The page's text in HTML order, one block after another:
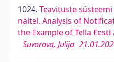
1024. Teavituste süsteemi
näitel. Analysis of
the Example of Telia Eesti
Suvorova, Julija